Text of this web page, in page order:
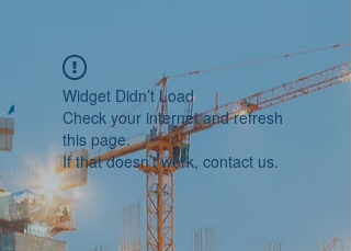
Widget Didn’t Load
Check your internet and refresh
this page.
If that doesn’t work, contact us.